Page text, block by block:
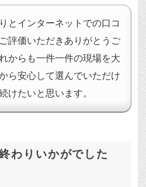
とインターネットでの口コ
評価いただきありがとうご
からも一件一件の現場を大
ら安心して選んでいただけ
けたいと思います。
わりいかがでした